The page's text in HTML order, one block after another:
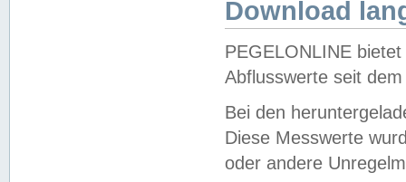
Download
PEGELONLINE
Abflusswerte seit
Bei den
Diese Messwerte
oder andere